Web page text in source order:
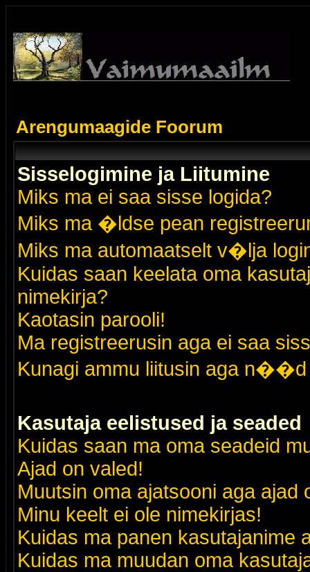
Arengumaagide Foorum
Sisselogimine ja Liitumine
Miks ma ei saa sisse logida?
Miks ma �ldse pean
Miks ma automaatselt v�lja
Kuidas saan keelata oma
nimekirja?
Kaotasin parooli!
Ma registreerusin aga ei saa
Kunagi ammu liitusin aga n��d
Kasutaja eelistused ja seaded
Kuidas saan ma oma seadeid
Ajad on valed!
Muutsin oma ajatsooni aga ajad
Minu keelt ei ole nimekirjas!
Kuidas ma panen kasutajanime
Kuidas ma muudan oma